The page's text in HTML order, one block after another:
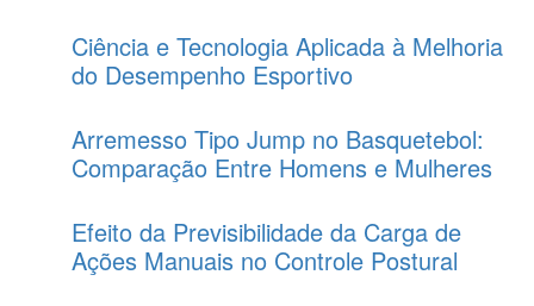
Ciência e Tecnologia Aplicada à Melhoria
do Desempenho Esportivo
Arremesso Tipo Jump no Basquetebol:
Comparação Entre Homens e Mulheres
Efeito da Previsibilidade da Carga de
Ações Manuais no Controle Postural